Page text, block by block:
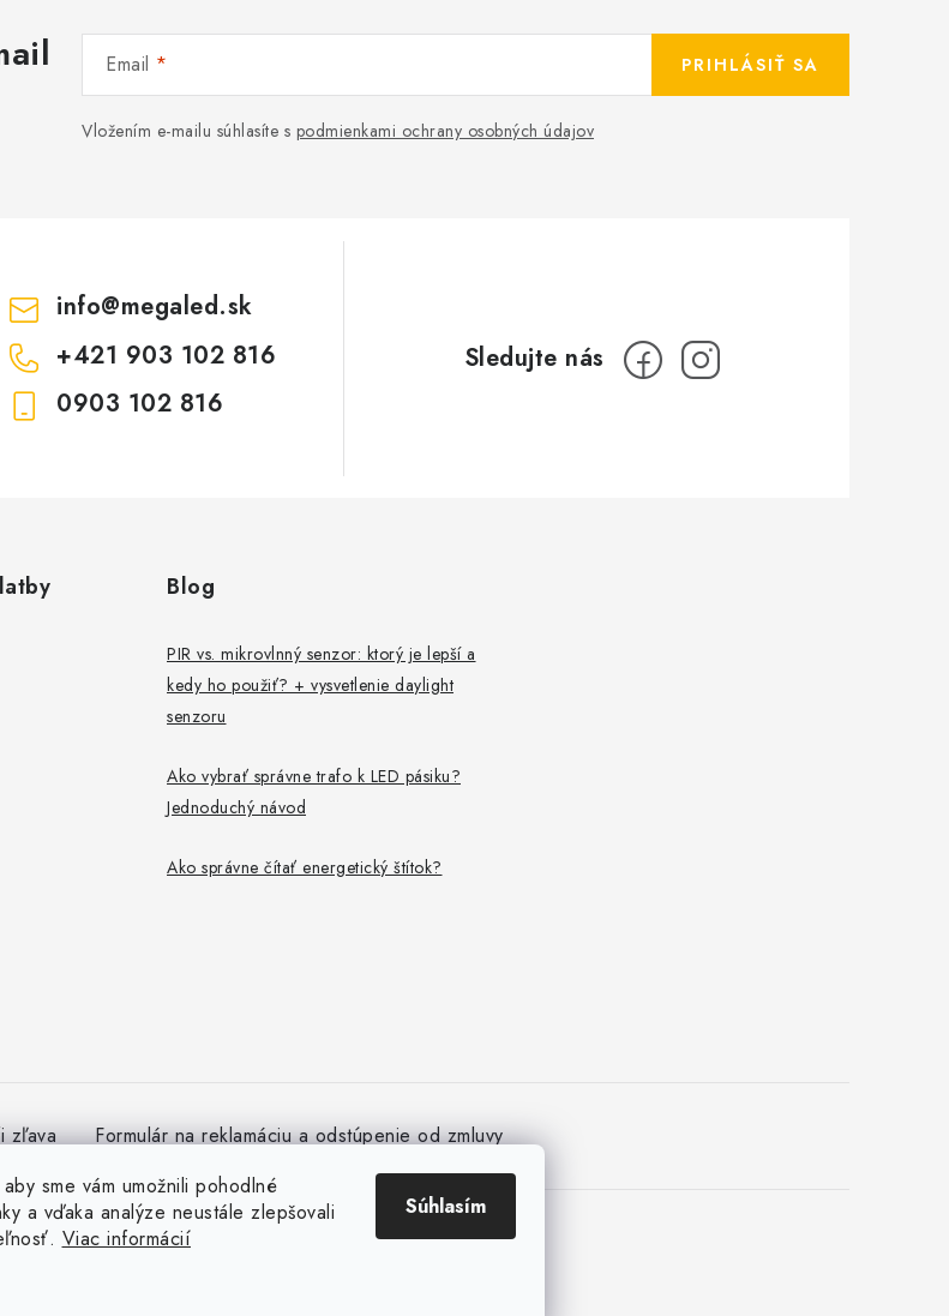
sme vám umožnili pohodlné
a vďaka analýze neustále zlepšovali
Viac informácií
Súhlasím
Email
Vložením e-mailu súhlasíte s podmienkami ochrany osobných údajov
PRIHLÁSIŤ SA
info@megaled.sk
+421 903 102 816
0903 102 816
Blog
PIR vs. mikrovlnný senzor: ktorý je lepší a
kedy ho použiť? + vysvetlenie daylight
senzoru
Ako vybrať správne trafo k LED pásiku?
Jednoduchý návod
Ako správne čítať energetický štítok?
zľava Formulár na reklamáciu a odstúpenie od zmluvy
2026megaLED.sk. Všetky práva vyhradené.